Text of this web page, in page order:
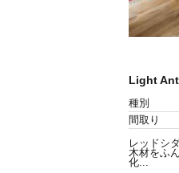
Light
種別
間取り
レッドシ
木材をふ
化...